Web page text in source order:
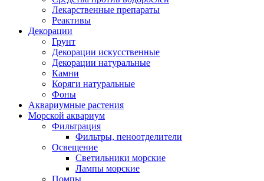
Лекарственные препараты
Реактивы
Декорации
Грунт
Декорации искусственные
Декорации натуральные
Камни
Коряги натуральные
Фоны
Аквариумные растения
Морской аквариум
Фильтрация
Фильтры, пеноотделители
Освещение
Светильники морские
Лампы морские
Помпы